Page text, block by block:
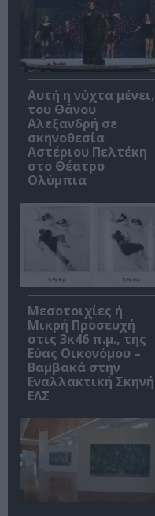
Αυτή η νύχτα μένει,
του Θάνου
Αλεξανδρή σε
σκηνοθεσία
Αστέριου Πελτέκη
στο Θέατρο
Ολύμπια
Μεσοτοιχίες ή
Μικρή Προσευχή
στις 3κ46 π.μ., της
Εύας Οικονόμου –
Βαμβακά στην
Εναλλακτική Σκηνή
ΕΛΣ